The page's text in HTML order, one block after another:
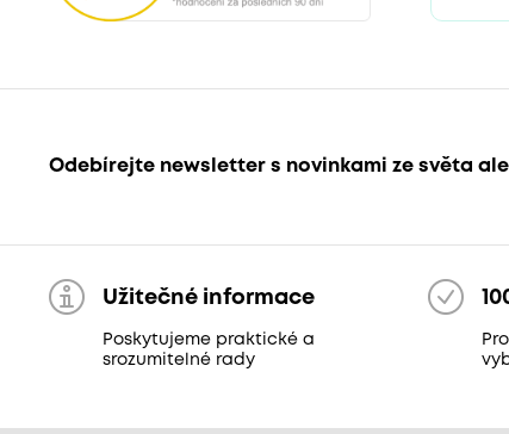
Odebírejte newsletter s novinkami ze světa
Užitečné informace
Poskytujeme praktické a
srozumitelné rady